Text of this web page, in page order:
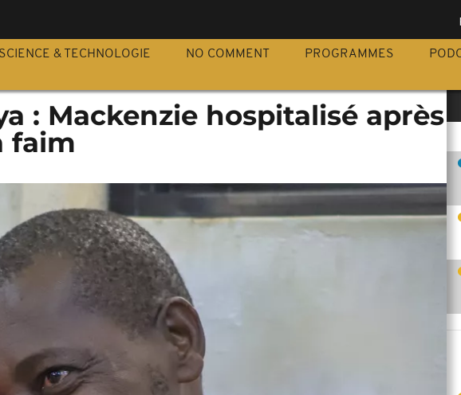
& TECHNOLOGIE NO COMMENT PROGRAMMES
: Mackenzie hospitalisé après
faim